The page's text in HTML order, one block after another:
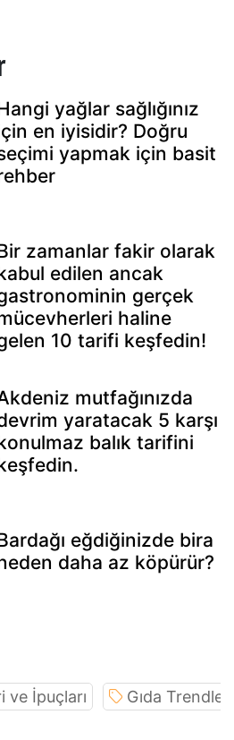
yağlar sağlığınız
en iyisidir? Doğru
yapmak için basit
zamanlar fakir olarak
edilen ancak
gerçek
haline
10 tarifi keşfedin!
mutfağınızda
yaratacak 5 karşı
balık tarifini
eğdiğinizde bira
daha az köpürür?
ve İpuçları Gıda